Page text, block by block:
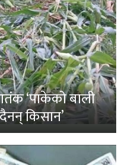
‘पाकेको बाली
किसान’